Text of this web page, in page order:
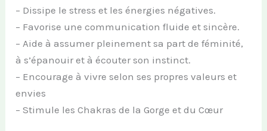
– Dissipe le stress et les énergies négatives.
– Favorise une communication fluide et sincère.
– Aide à assumer pleinement sa part de féminité,
à s’épanouir et à écouter son instinct.
– Encourage à vivre selon ses propres valeurs et
envies
– Stimule les Chakras de la Gorge et du Cœur